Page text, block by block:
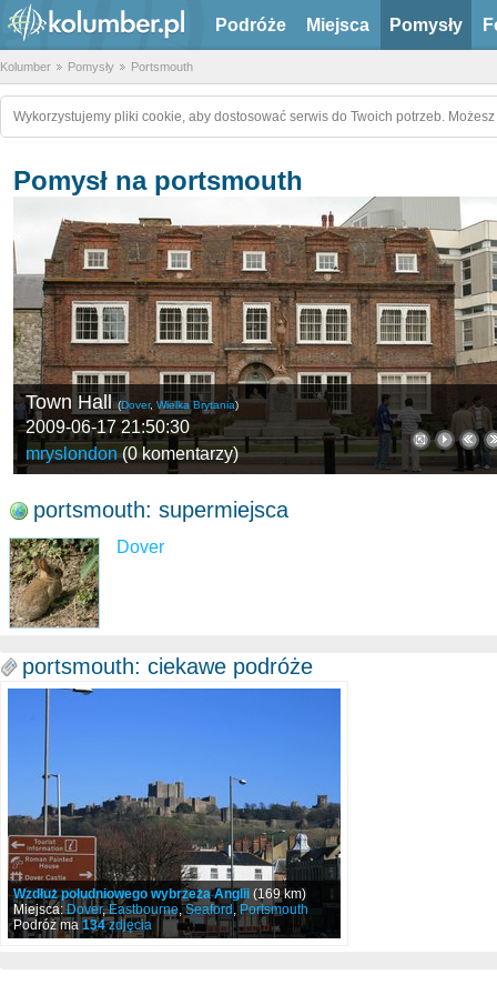
Podróże Miejsca Pomysły
Kolumber Pomysły Portsmouth
Wykorzystujemy pliki cookie, aby dostosować serwis do Twoich potrzeb.
Pomysł na portsmouth
Town Hall (Dover, Wielka Brytania)
2009-06-17 21:50:30
mryslondon(0 komentarzy)
portsmouth: supermiejsca
Dover
portsmouth: ciekawe podróże
Wzdłuż południowego wybrzeża Anglii (169 km)
Miejsca:Dover,Eastbourne,Seaford ,Portsmouth
Podróż ma 134zdjęcia